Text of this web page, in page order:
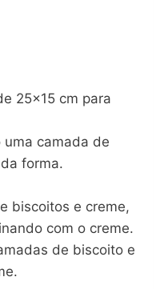
25×15 cm para
uma camada de
forma.
biscoitos e creme,
com o creme.
de biscoito e